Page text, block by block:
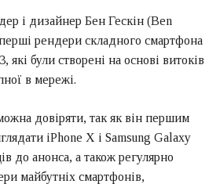
і дизайнер Бен Гескін (Ben
рендери складного смартфона
які були створені на основі витоків
в мережі.
довіряти, так як він першим
iPhone X і Samsung Galaxy
до анонса, а також регулярно
майбутніх смартфонів,